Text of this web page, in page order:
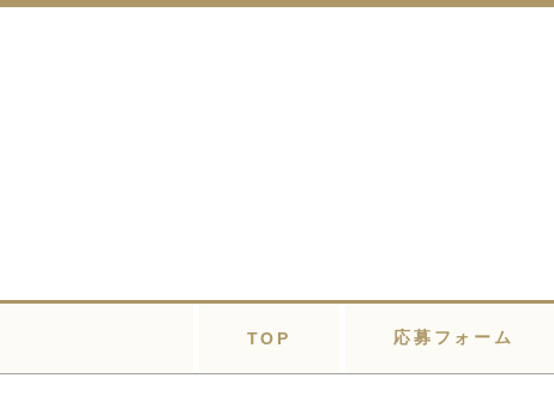
TOP 応募フォーム